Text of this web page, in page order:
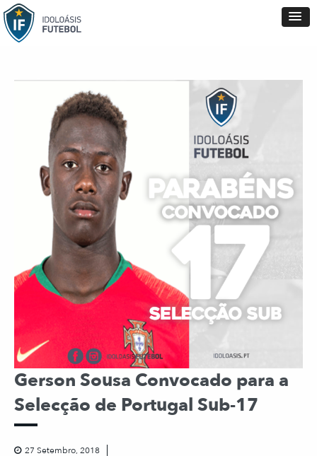
Gerson Sousa Convocado para a
Selecção de Portugal Sub-17
27 Setembro, 2018